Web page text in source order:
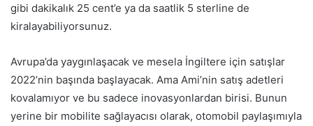
gibi dakikalık 25 cent’e ya da saatlik 5 sterline de
kiralayabiliyorsunuz.
Avrupa’da yaygınlaşacak ve mesela İngiltere için satışlar
2022’nin başında başlayacak. Ama Ami’nin satış adetleri
kovalamıyor ve bu sadece inovasyonlardan birisi. Bunun
yerine bir mobilite sağlayacısı olarak, otomobil paylaşımıyla